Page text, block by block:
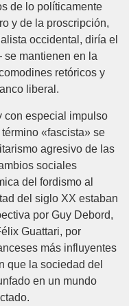
de lo políticamente
y de la proscripción,
occidental, diría el
mantienen en la
retóricos y
liberal.
con especial impulso
«fascista» se
agresivo de las
sociales
del fordismo al
del siglo XX estaban
por Guy Debord,
Guattari, por
más influyentes
que la sociedad del
en un mundo